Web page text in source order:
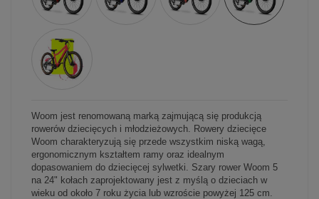
Woom jest renomowaną marką zajmującą się produkcją
rowerów dziecięcych i młodzieżowych. Rowery dziecięce
Woom charakteryzują się przede wszystkim niską wagą,
ergonomicznym kształtem ramy oraz idealnym
dopasowaniem do dziecięcej sylwetki. Szary rower Woom 5
na 24" kołach zaprojektowany jest z myślą o dzieciach w
wieku od około 7 roku życia lub wzroście powyżej 125 cm.